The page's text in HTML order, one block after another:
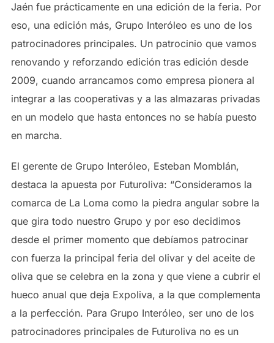
Jaén fue prácticamente en una edición de la feria. Por
eso, una edición más, Grupo Interóleo es uno de los
patrocinadores principales. Un patrocinio que vamos
renovando y reforzando edición tras edición desde
2009, cuando arrancamos como empresa pionera al
integrar a las cooperativas y a las almazaras privadas
en un modelo que hasta entonces no se había puesto
en marcha.
El gerente de Grupo Interóleo, Esteban Momblán,
destaca la apuesta por Futuroliva: “Consideramos la
comarca de La Loma como la piedra angular sobre la
que gira todo nuestro Grupo y por eso decidimos
desde el primer momento que debíamos patrocinar
con fuerza la principal feria del olivar y del aceite de
oliva que se celebra en la zona y que viene a cubrir el
hueco anual que deja Expoliva, a la que complementa
a la perfección. Para Grupo Interóleo, ser uno de los
patrocinadores principales de Futuroliva no es un